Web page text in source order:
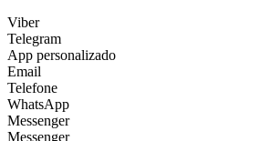
Viber
Telegram
App personalizado
Email
Telefone
WhatsApp
Messenger
Messenger